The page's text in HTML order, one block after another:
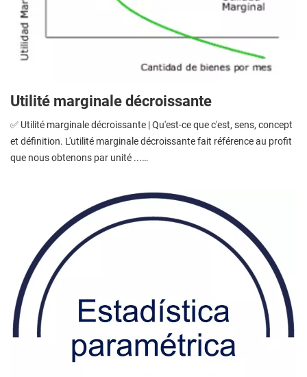
Utilité marginale décroissante
✅ Utilité marginale décroissante | Qu'est-ce que c'est, sens, concept
et définition. L'utilité marginale décroissante fait référence au profit
que nous obtenons par unité ...…